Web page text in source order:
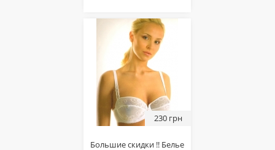
230 грн
Большие скидки !! Белье